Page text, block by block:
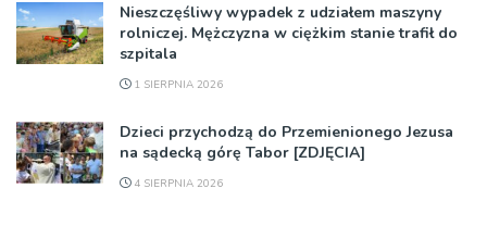
Nieszczęśliwy wypadek z udziałem maszyny
rolniczej. Mężczyzna w ciężkim stanie trafił do
szpitala
1 SIERPNIA 2026
Dzieci przychodzą do Przemienionego Jezusa
na sądecką górę Tabor [ZDJĘCIA]
4 SIERPNIA 2026